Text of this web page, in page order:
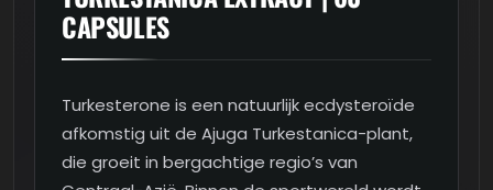
CAPSULES
Turkesterone is een natuurlijk ecdysteroïde
afkomstig uit de Ajuga Turkestanica-plant,
die groeit in bergachtige regio’s van